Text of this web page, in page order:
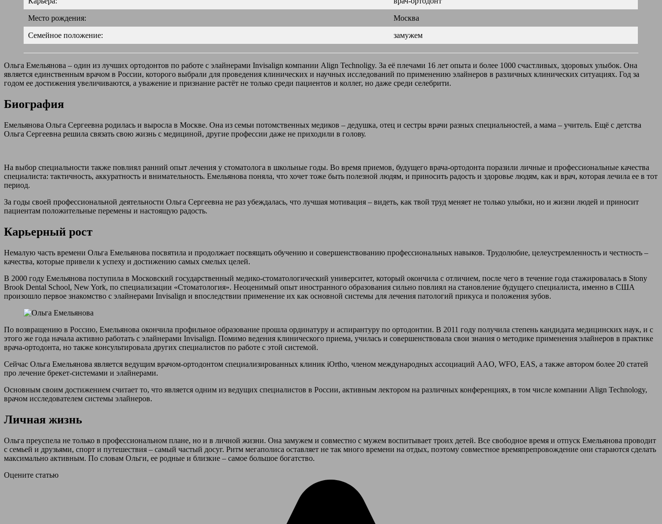
Место рождения: Москва
Семейное положение: замужем
Ольга Емельянова – один из лучших ортодонтов по работе с элайнерами Invisalign компании Align Technoligy. За её плечами 16 лет опыта и более 1000 счастливых, здоровых улыбок. Она
является единственным врачом в России, которого выбрали для проведения клинических и научных исследований по применению элайнеров в различных клинических ситуациях. Год за
годом ее достижения увеличиваются, а уважение и признание растёт не только среди пациентов и коллег, но даже среди селебрити.
Биография
Емельянова Ольга Сергеевна родилась и выросла в Москве. Она из семьи потомственных медиков – дедушка, отец и сестры врачи разных специальностей, а мама – учитель. Ещё с детства
Ольга Сергеевна решила связать свою жизнь с медициной, другие профессии даже не приходили в голову.
На выбор специальности также повлиял ранний опыт лечения у стоматолога в школьные годы. Во время приемов, будущего врача-ортодонта поразили личные и профессиональные качества
специалиста: тактичность, аккуратность и внимательность. Емельянова поняла, что хочет тоже быть полезной людям, и приносить радость и здоровье людям, как и врач, которая лечила ее в тот
период.
За годы своей профессиональной деятельности Ольга Сергеевна не раз убеждалась, что лучшая мотивация – видеть, как твой труд меняет не только улыбки, но и жизни людей и приносит
пациентам положительные перемены и настоящую радость.
Карьерный рост
Немалую часть времени Ольга Емельянова посвятила и продолжает посвящать обучению и совершенствованию профессиональных навыков. Трудолюбие, целеустремленность и честность –
качества, которые привели к успеху и достижению самых смелых целей.
В 2000 году Емельянова поступила в Московский государственный медико-стоматологический университет, который окончила с отличием, после чего в течение года стажировалась в Stony
Brook Dental School, New York, по специализации «Стоматология». Неоценимый опыт иностранного образования сильно повлиял на становление будущего специалиста, именно в США
произошло первое знакомство с элайнерами Invisalign и впоследствии применение их как основной системы для лечения патологий прикуса и положения зубов.
По возвращению в Россию, Емельянова окончила профильное образование прошла ординатуру и аспирантуру по ортодонтии. В 2011 году получила степень кандидата медицинских наук, и с
этого же года начала активно работать с элайнерами Invisalign. Помимо ведения клинического приема, училась и совершенствовала свои знания о методике применения элайнеров в практике
врача-ортодонта, но также консультировала других специалистов по работе с этой системой.
Сейчас Ольга Емельянова является ведущим врачом-ортодонтом специализированных клиник iOrtho, членом международных ассоциаций AAO, WFO, EAS, а также автором более 20 статей
про лечение брекет-системами и элайнерами.
Основным своим достижением считает то, что является одним из ведущих специалистов в России, активным лектором на различных конференциях, в том числе компании Align Technology,
врачом исследователем системы элайнеров.
Личная жизнь
Ольга преуспела не только в профессиональном плане, но и в личной жизни. Она замужем и совместно с мужем воспитывает троих детей. Все свободное время и отпуск Емельянова проводит
с семьей и друзьями, спорт и путешествия – самый частый досуг. Ритм мегаполиса оставляет не так много времени на отдых, поэтому совместное времяпрепровождение они стараются сделать
максимально активным. По словам Ольги, ее родные и близкие – самое большое богатство.
Оцените статью